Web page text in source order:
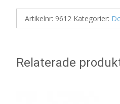
Artikelnr: 9612 Kategorier:
Relaterade